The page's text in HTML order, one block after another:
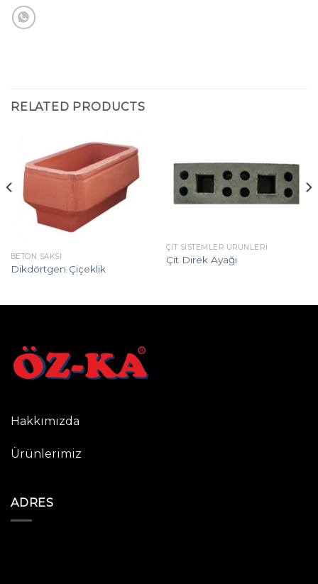
RELATED PRODUCTS
BETON SAKSI
Dikdörtgen Çiçeklik
ÇIT SISTEMLER ÜRÜNLERI
Çit Direk Ayağı
Hakkımızda
Ürünlerimiz
ADRES